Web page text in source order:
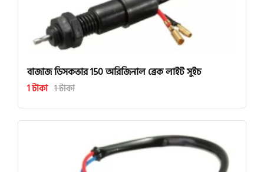
বাজাজ ডিসকভার 150 অরিজিনাল ব্রেক লাইট সুইচ
1 টাকা 1 টাকা